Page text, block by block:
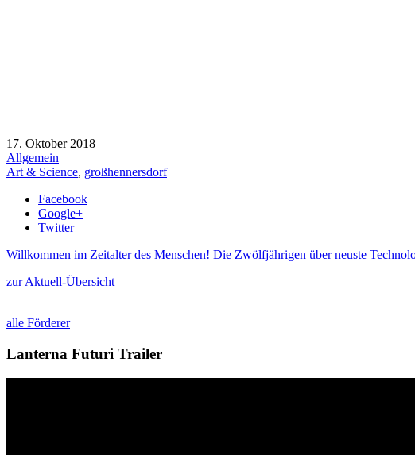
17. Oktober 2018
Allgemein
Art & Science, großhennersdorf
Facebook
Google+
Twitter
Willkommen im Zeitalter des Menschen! Die Zwölfjährigen über neuste
zur Aktuell-Übersicht
alle Förderer
Lanterna Futuri Trailer